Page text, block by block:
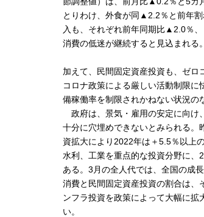
とりわけ、外食が同▲2.2％と前年
入も、それぞれ前年同期比▲2.0％
消費の低迷が継続すると見込まれる。
加えて、民間固定資産投資も、ゼロ
コロナ政策による厳しい活動制限
備稼働率を制限されかねない状況の
政府は、景気・雇用の安定に向け
十分に穴埋めできないとみられる。
資拡大により2022年は＋5.5％以上
水利、工業を重点的な投資分野に
ある。3月の全人代では、全国の成
消費と民間固定資産投資の割合は、
ンフラ投資を政策によって大幅に
い。